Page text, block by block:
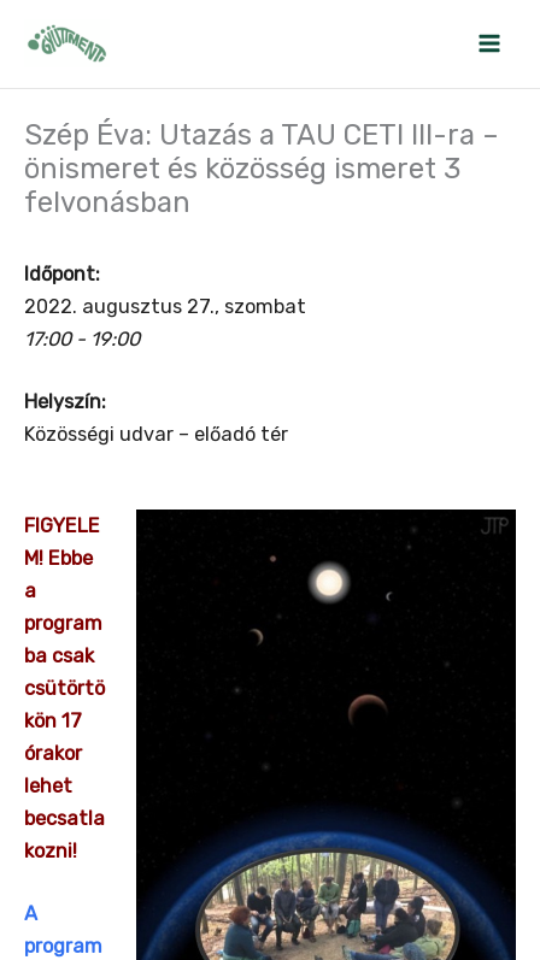
Szép Éva: Utazás a TAU CETI III-ra –
önismeret és közösség ismeret 3
felvonásban
Időpont:
2022. augusztus 27., szombat
17:00 - 19:00
Helyszín:
Közösségi udvar – előadó tér
FIGYELE
M! Ebbe
a
program
ba csak
csütörtö
kön 17
órakor
lehet
becsatla
kozni!
A
program